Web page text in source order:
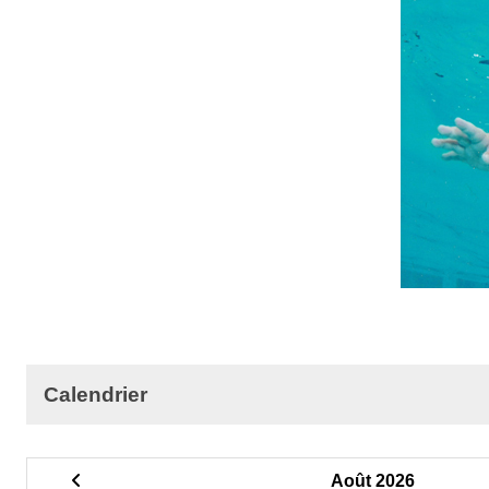
Calendrier
Août 2026